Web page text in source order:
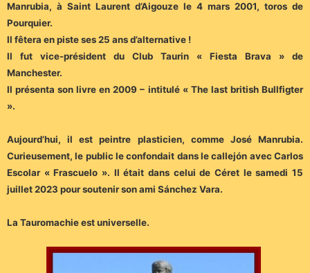
Manrubia, à Saint Laurent d’Aigouze le 4 mars 2001, toros de
Pourquier.
Il fêtera en piste ses 25 ans d’alternative !
Il fut vice-président du Club Taurin « Fiesta Brava » de
Manchester.
Il présenta son livre en 2009 – intitulé « The last british Bullfigter
».
Aujourd’hui, il est peintre plasticien, comme José Manrubia.
Curieusement, le public le confondait dans le callejón avec Carlos
Escolar « Frascuelo ». Il était dans celui de Céret le samedi 15
juillet 2023 pour soutenir son ami Sánchez Vara.
La Tauromachie est universelle.